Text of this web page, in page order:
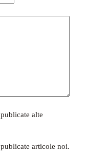
alte
articole noi.